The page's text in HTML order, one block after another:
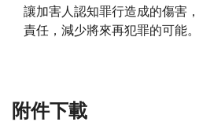
讓加害人認知罪行造成的傷害
責任，減少將來再犯罪的可能。
附件下載